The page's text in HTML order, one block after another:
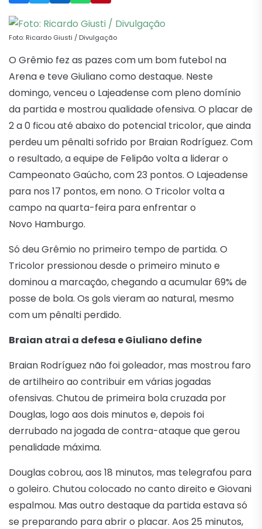
Foto: Ricardo Giusti / Divulgação
O Grêmio fez as pazes com um bom futebol na
Arena e teve Giuliano como destaque. Neste
domingo, venceu o Lajeadense com pleno domínio
da partida e mostrou qualidade ofensiva. O placar de
2 a 0 ficou até abaixo do potencial tricolor, que ainda
perdeu um pênalti sofrido por Braian Rodríguez. Com
o resultado, a equipe de Felipão volta a liderar o
Campeonato Gaúcho, com 23 pontos. O Lajeadense
para nos 17 pontos, em nono. O Tricolor volta a
campo na quarta-feira para enfrentar o
Novo Hamburgo.
Só deu Grêmio no primeiro tempo de partida. O
Tricolor pressionou desde o primeiro minuto e
dominou a marcação, chegando a acumular 69% de
posse de bola. Os gols vieram ao natural, mesmo
com um pênalti perdido.
Braian atrai a defesa e Giuliano define
Braian Rodríguez não foi goleador, mas mostrou faro
de artilheiro ao contribuir em várias jogadas
ofensivas. Chutou de primeira bola cruzada por
Douglas, logo aos dois minutos e, depois foi
derrubado na jogada de contra-ataque que gerou
penalidade máxima.
Douglas cobrou, aos 18 minutos, mas telegrafou para
o goleiro. Chutou colocado no canto direito e Giovani
espalmou. Mas outro destaque da partida estava só
se preparando para abrir o placar. Aos 25 minutos,